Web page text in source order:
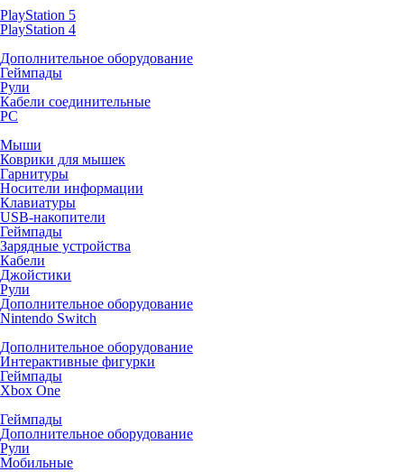
PlayStation 5
PlayStation 4
Дополнительное оборудование
Геймпады
Рули
Кабели соединительные
PC
Мыши
Коврики для мышек
Гарнитуры
Носители информации
Клавиатуры
USB-накопители
Геймпады
Зарядные устройства
Кабели
Джойстики
Рули
Дополнительное оборудование
Nintendo Switch
Дополнительное оборудование
Интерактивные фигурки
Геймпады
Xbox One
Геймпады
Дополнительное оборудование
Рули
Мобильные